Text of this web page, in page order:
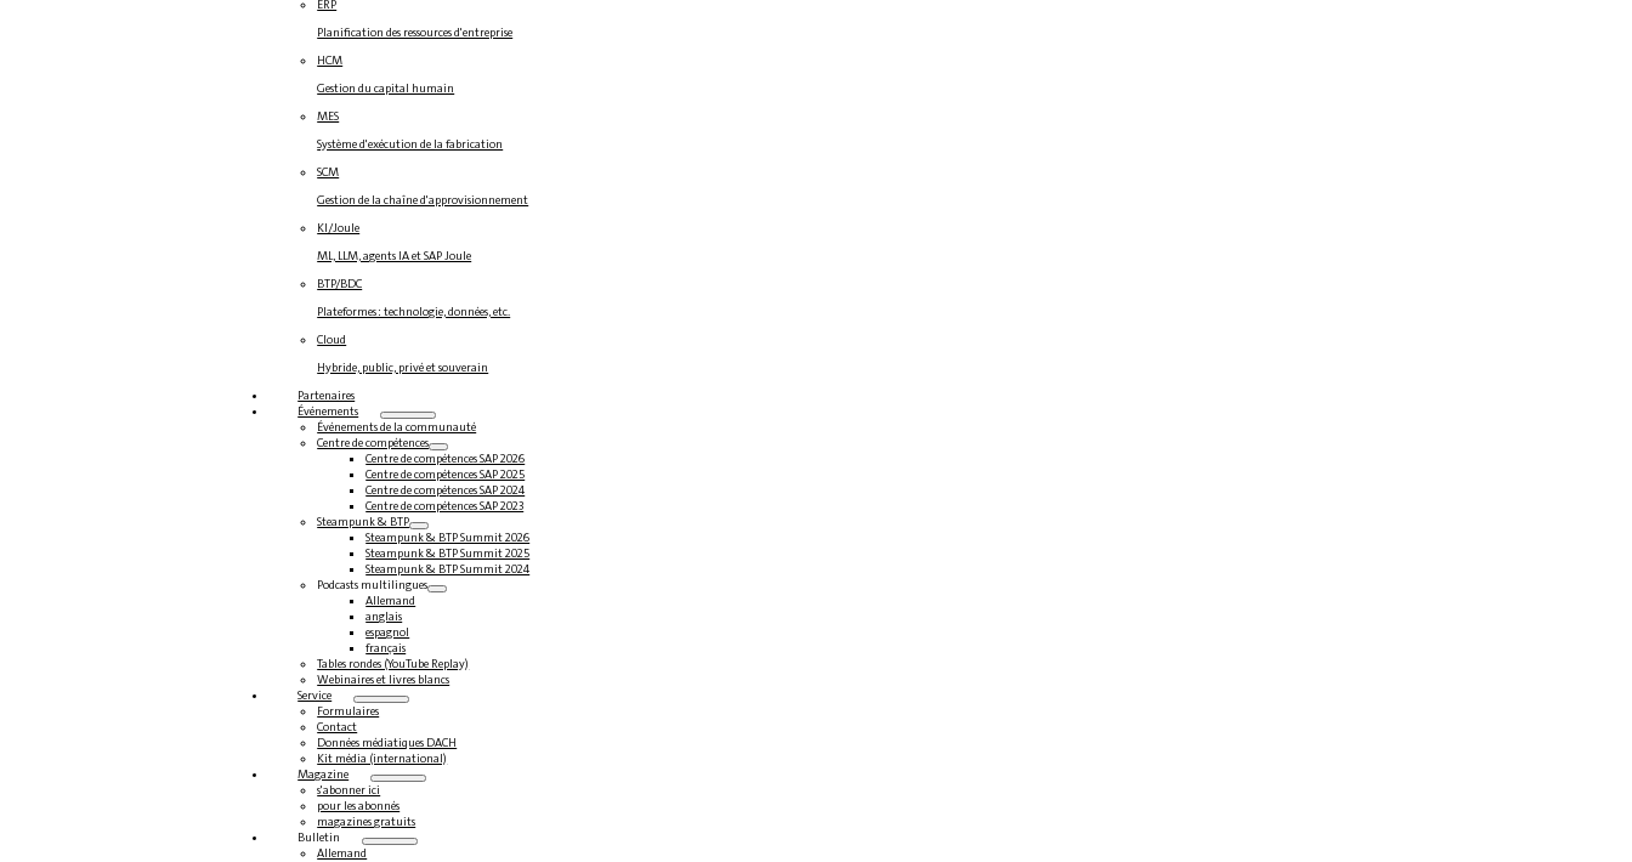
ERP
Planification des ressources d'entreprise
HCM
Gestion du capital humain
MES
Système d'exécution de la fabrication
SCM
Gestion de la chaîne d'approvisionnement
KI/Joule
ML, LLM, agents IA et SAP Joule
BTP/BDC
Plateformes : technologie, données, etc.
Cloud
Hybride, public, privé et souverain
Partenaires
Événements
Événements de la communauté
Centre de compétences
Centre de compétences SAP 2026
Centre de compétences SAP 2025
Centre de compétences SAP 2024
Centre de compétences SAP 2023
Steampunk & BTP
Steampunk & BTP Summit 2026
Steampunk & BTP Summit 2025
Steampunk & BTP Summit 2024
Podcasts multilingues
Allemand
anglais
espagnol
français
Tables rondes (YouTube Replay)
Webinaires et livres blancs
Service
Formulaires
Contact
Données médiatiques DACH
Kit média (international)
Magazine
s'abonner ici
pour les abonnés
magazines gratuits
Bulletin
Allemand